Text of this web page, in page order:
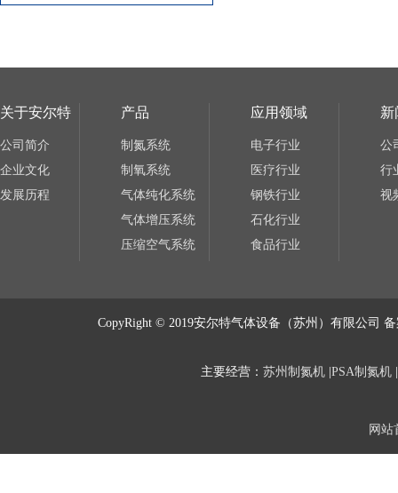
关于安尔特
公司简介
企业文化
发展历程
产品
制氮系统
制氧系统
气体纯化系统
气体增压系统
压缩空气系统
应用领域
电子行业
医疗行业
钢铁行业
石化行业
食品行业
热处理行业
新
公
行
视
CopyRight © 2019安尔特气体设备（苏州）有限公司
主要经营： 苏州制氮机 PSA制氮机
网站